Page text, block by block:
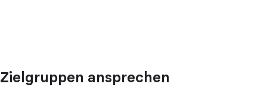
Zielgruppen ansprechen